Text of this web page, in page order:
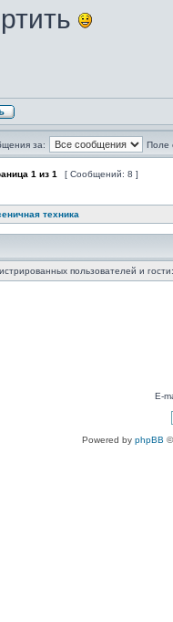
за: Поле
1 из 1 [ Сообщений: 8 ]
техника
пользователей и
E-
Powered by phpBB